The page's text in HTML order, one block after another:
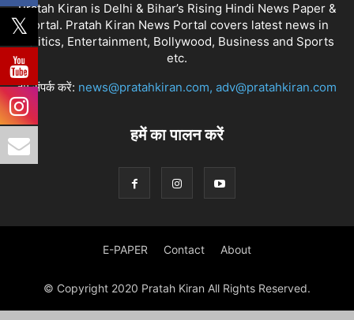
Pratah Kiran is Delhi & Bihar’s Rising Hindi News Paper &
Portal. Pratah Kiran News Portal covers latest news in
Politics, Entertainment, Bollywood, Business and Sports
etc.
हमें संपर्क करें: news@pratahkiran.com, adv@pratahkiran.com
हमें का पालन करें
E-PAPER Contact About
© Copyright 2020 Pratah Kiran All Rights Reserved.